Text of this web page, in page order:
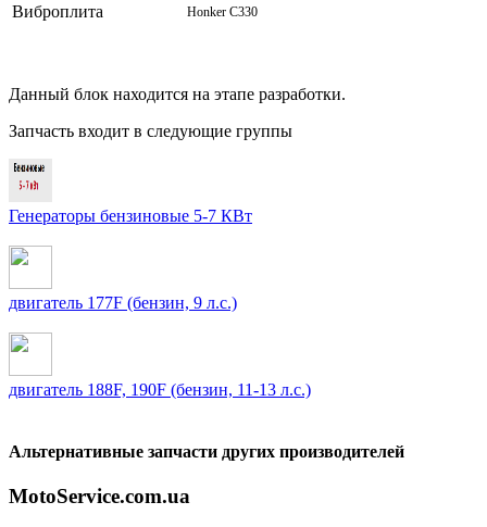
Виброплита Honker C330
Данный блок находится на этапе разработки.
Запчасть входит в следующие группы
Генераторы бензиновые 5-7 КВт
двигатель 177F (бензин, 9 л.с.)
двигатель 188F, 190F (бензин, 11-13 л.с.)
Альтернативные запчасти других производителей
MotoService.com.ua